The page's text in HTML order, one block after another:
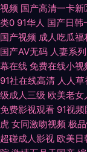
线观看 福利网导航
利在线 浮力影院最新
产 一区二区免费日本
堂资源 亚洲se97 国产
9 91在线网址 肏逼导
视频 国产高清一卡新
类0 91华人 国产日韩
国产视频 成人吃瓜福
国产AV无码 人妻系列
幕在线 免费在线小视
91社在线高清 人人
级成人三级 欧美老女
免费影视观看 91视
虎 女同激吻视频 极
超碰成人影视 欧美日